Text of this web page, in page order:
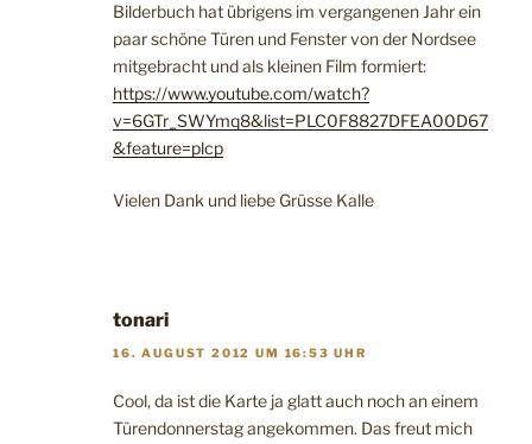
Bilderbuch hat übrigens im vergangenen Jahr ein
paar schöne Türen und Fenster von der Nordsee
mitgebracht und als kleinen Film formiert:
https://www.youtube.com/watch?
v=6GTr_SWYmq8&list=PLC0F8827DFEA00D67
&feature=plcp
Vielen Dank und liebe Grüsse Kalle
tonari
16. AUGUST 2012 UM 16:53 UHR
Cool, da ist die Karte ja glatt auch noch an einem
Türendonnerstag angekommen. Das freut mich